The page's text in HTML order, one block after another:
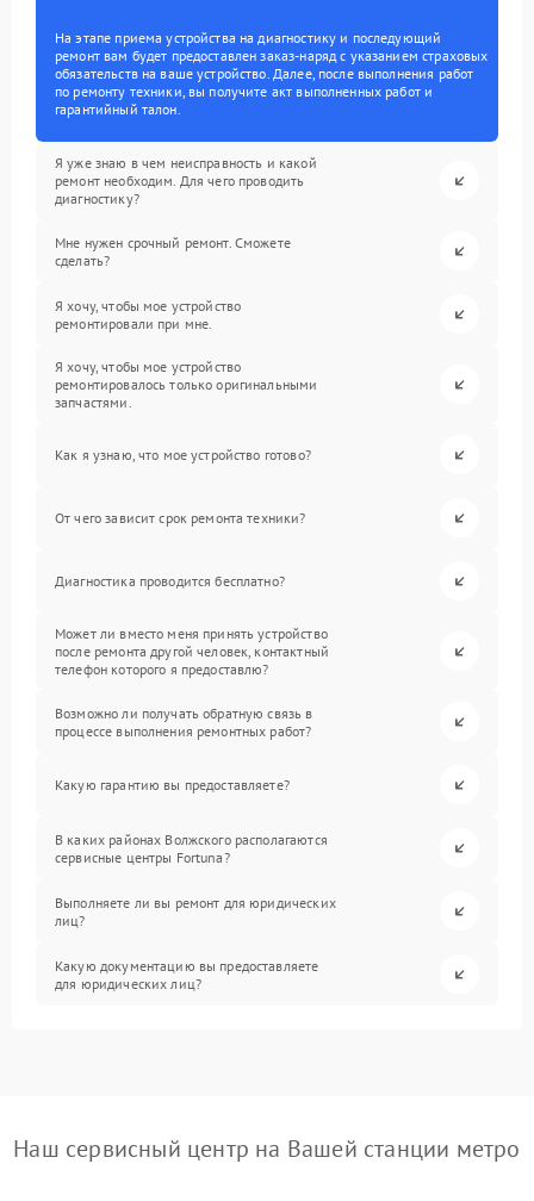
На этапе приема устройства на диагностику и последующий
ремонт вам будет предоставлен заказ-наряд с указанием страховых
обязательств на ваше устройство. Далее, после выполнения работ
по ремонту техники, вы получите акт выполненных работ и
гарантийный талон.
Я уже знаю в чем неисправность и какой
ремонт необходим. Для чего проводить
диагностику?
Мне нужен срочный ремонт. Сможете
сделать?
Я хочу, чтобы мое устройство
ремонтировали при мне.
Я хочу, чтобы мое устройство
ремонтировалось только оригинальными
запчастями.
Как я узнаю, что мое устройство готово?
От чего зависит срок ремонта техники?
Диагностика проводится бесплатно?
Может ли вместо меня принять устройство
после ремонта другой человек, контактный
телефон которого я предоставлю?
Возможно ли получать обратную связь в
процессе выполнения ремонтных работ?
Какую гарантию вы предоставляете?
В каких районах Волжского располагаются
сервисные центры Fortuna?
Выполняете ли вы ремонт для юридических
лиц?
Какую документацию вы предоставляете
для юридических лиц?
Наш сервисный центр на Вашей станции метро